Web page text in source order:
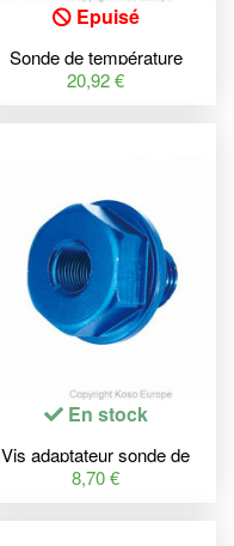
Epuisé
Sonde de température
PT1/8 x 28 - 250°C Koso
20,92 €
En stock
Vis adaptateur sonde de
température d'huile
8,70 €